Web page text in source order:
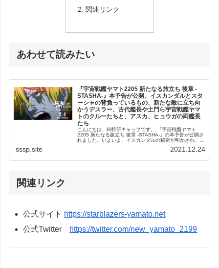
関連リンク
あわせて読みたい
『宇宙戦艦ヤマト2205 新たなる旅立ち 後章 -
STASHA-』本予告が公開。イスカンダルとスタ
ーシャの背負っているもの、新たな敵に立ち向
かうデスラー、古代艦長や土門ら宇宙戦艦ヤマ
トのクルーたちと、アスカ、ヒュウガの両艦長
たち
こんにちは、科特研キャップです。 『宇宙戦艦ヤマト
2205 新たなる旅立ち 後章 -STASHA-』の本予告が公開さ
れました。いよいよ、イスカンダルの秘密が明かされ、ス
sssp.site 2021.12.24
関連リンク
公式サイト https://starblazers-yamato.net​
公式Twitter https://twitter.com/new_yamato_2199​